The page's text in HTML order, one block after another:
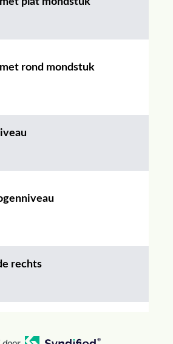
rond mondstuk
rechts